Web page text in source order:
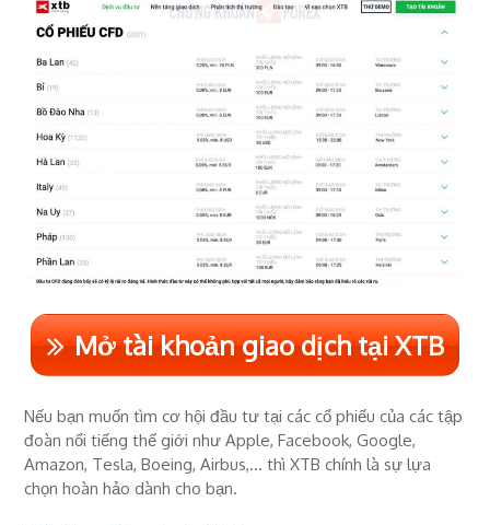
Mở tài khoản giao dịch tại XTB
Nếu bạn muốn tìm cơ hội đầu tư tại các cổ phiếu của các tập
đoàn nổi tiếng thế giới như Apple, Facebook, Google,
Amazon, Tesla, Boeing, Airbus,... thì XTB chính là sự lựa
chọn hoàn hảo dành cho bạn.